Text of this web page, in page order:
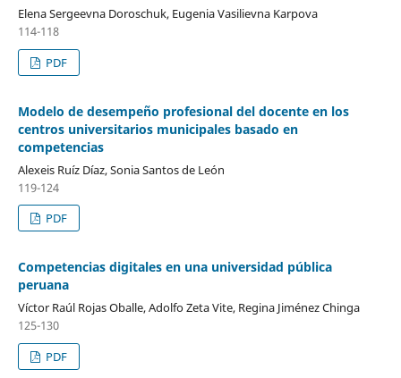
Elena Sergeevna Doroschuk, Eugenia Vasilievna Karpova
114-118
PDF
Modelo de desempeño profesional del docente en los
centros universitarios municipales basado en
competencias
Alexeis Ruíz Díaz, Sonia Santos de León
119-124
PDF
Competencias digitales en una universidad pública
peruana
Víctor Raúl Rojas Oballe, Adolfo Zeta Vite, Regina Jiménez Chinga
125-130
PDF